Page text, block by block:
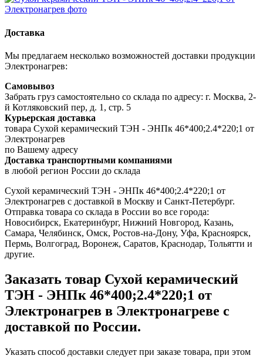
Доставка
Мы предлагаем несколько возможностей доставки продукции
Электронагрев:
Самовывоз
Забрать груз самостоятельно со склада по адресу: г. Москва, 2-
й Котляковский пер, д. 1, стр. 5
Курьерская доставка
товара Сухой керамический ТЭН - ЭНПк 46*400;2.4*220;1 от
Электронагрев
по Вашему адресу
Доставка транспортными компаниями
в любой регион России до склада
Сухой керамический ТЭН - ЭНПк 46*400;2.4*220;1 от
Электронагрев с доставкой в Москву и Санкт-Петербург.
Отправка товара со склада в России во все города:
Новосибирск, Екатеринбург, Нижний Новгород, Казань,
Самара, Челябинск, Омск, Ростов-на-Дону, Уфа, Красноярск,
Пермь, Волгоград, Воронеж, Саратов, Краснодар, Тольятти и
другие.
Заказать товар Сухой керамический
ТЭН - ЭНПк 46*400;2.4*220;1 от
Электронагрев в Электронагреве с
доставкой по России.
Указать способ доставки следует при заказе товара, при этом